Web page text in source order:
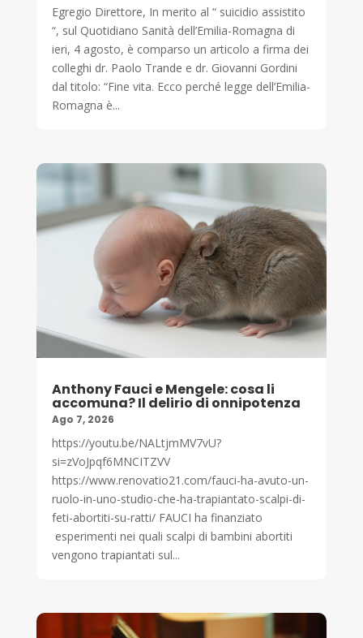
Egregio Direttore, In merito al “ suicidio assistito
“, sul Quotidiano Sanità dell’Emilia-Romagna di
ieri, 4 agosto, è comparso un articolo a firma dei
colleghi dr. Paolo Trande e dr. Giovanni Gordini
dal titolo: “Fine vita. Ecco perché legge dell’Emilia-
Romagna è...
Anthony Fauci e Mengele: cosa li
accomuna? Il delirio di onnipotenza
Ago 7, 2026
https://youtu.be/NALtjmMV7vU?
si=zVoJpqf6MNCITZVV
https://www.renovatio21.com/fauci-ha-avuto-un-
ruolo-in-uno-studio-che-ha-trapiantato-scalpi-di-
feti-abortiti-su-ratti/ FAUCI ha finanziato
esperimenti nei quali scalpi di bambini abortiti
vengono trapiantati sul...